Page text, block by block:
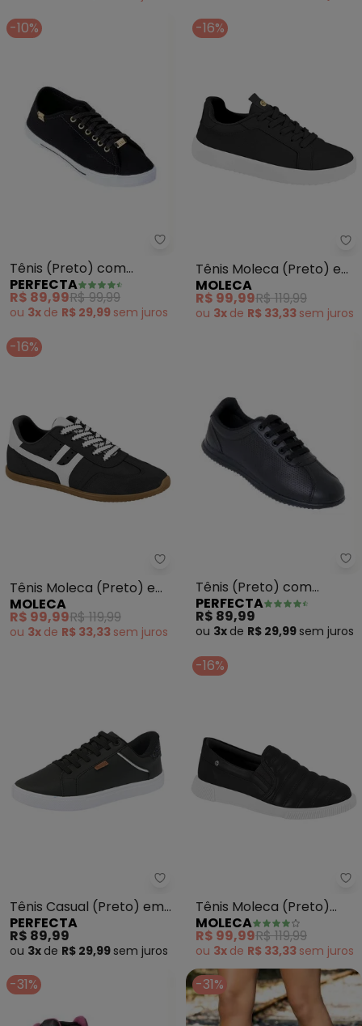
-10%
Perfecta - Tênis (Preto) com
Tênis (Preto) com
Detalhes em Dourado
PERFECTA
R$ 89,99R$ 99,99
ou 3x de R$ 29,99 sem juros
-16%
Tênis Moleca (Preto) em
Sintético
MOLECA
R$ 99,99R$ 119,99
ou 3x de R$ 33,33 sem juros
-16%
Moleca - Tênis Moleca (Preto)
Tênis Moleca (Preto) em
Camurça
MOLECA
R$ 99,99R$ 119,99
ou 3x de R$ 33,33 sem juros
Tênis (Preto) com
Perfuros
PERFECTA
R$ 89,99
ou 3x de R$ 29,99 sem juros
Perfecta - Tênis Casual
Tênis Casual (Preto) em
Sintético
PERFECTA
R$ 89,99
ou 3x de R$ 29,99 sem juros
-16%
Tênis Moleca (Preto)
Modelo Calce Fácil
MOLECA
R$ 99,99R$ 119,99
ou 3x de R$ 33,33 sem juros
-31% -31%